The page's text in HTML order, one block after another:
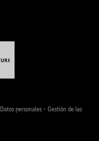
Datos personales- Gestión de las